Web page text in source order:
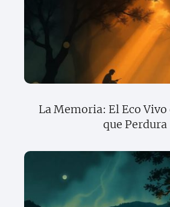
La Memoria: El Eco Vivo
que Perdura